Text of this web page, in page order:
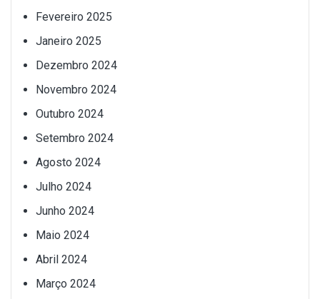
Fevereiro 2025
Janeiro 2025
Dezembro 2024
Novembro 2024
Outubro 2024
Setembro 2024
Agosto 2024
Julho 2024
Junho 2024
Maio 2024
Abril 2024
Março 2024